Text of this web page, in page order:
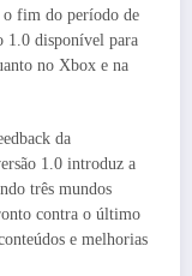
o fim do período de
1.0 disponível para
no Xbox e na
da
1.0 introduz a
três mundos
contra o último
e melhorias